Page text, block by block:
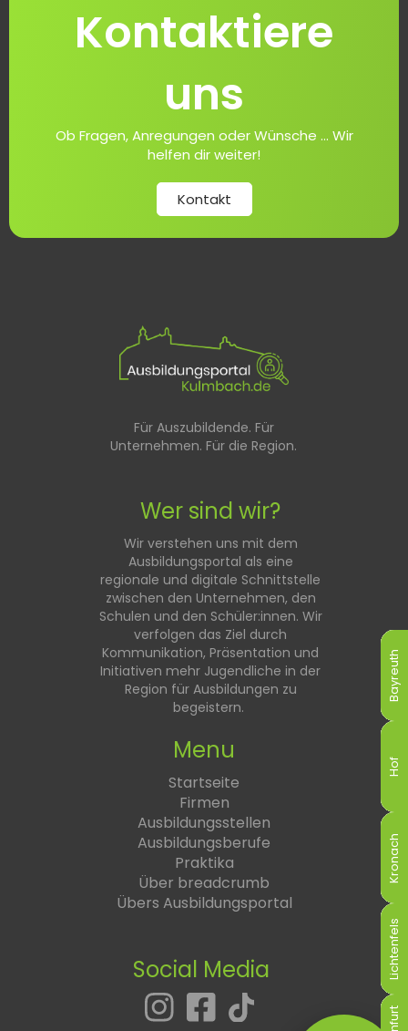
Bayreuth
Hof
Kronach
Lichtenfels
Bayreuth
Hof
Kronach
Lichtenfels
Bayreuth
Hof
Kronach
Lichtenfels
Bayreuth
Hof
Kronach
Lichtenfels
Bayreuth
Hof
Kronach
Lichtenfels
Bayreuth
Hof
Kronach
Lichtenfels
Kontaktiere
uns
Ob Fragen, Anregungen oder Wünsche ... Wir
helfen dir weiter!
Kontakt
Für Auszubildende. Für
Unternehmen. Für die Region.
Wer sind wir?
Wir verstehen uns mit dem
Ausbildungsportal als eine
regionale und digitale Schnittstelle
zwischen den Unternehmen, den
Schulen und den Schüler:innen. Wir
verfolgen das Ziel durch
Kommunikation, Präsentation und
Initiativen mehr Jugendliche in der
Region für Ausbildungen zu
begeistern.
Menu
Startseite
Firmen
Ausbildungsstellen
Ausbildungsberufe
Praktika
Über breadcrumb
Übers Ausbildungsportal
Social Media